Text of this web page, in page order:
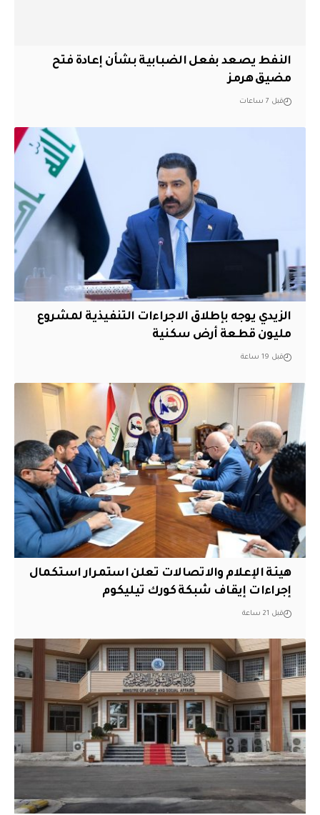
النفط يصعد بفعل الضبابية بشأن إعادة فتح
مضيق هرمز
قبل 7 ساعات
الزيدي يوجه بإطلاق الاجراءات التنفيذية لمشروع
مليون قطعة أرض سكنية
قبل 19 ساعة
هيئة الإعلام والاتصالات تعلن استمرار استكمال
إجراءات إيقاف شبكة كورك تيليكوم
قبل 21 ساعة